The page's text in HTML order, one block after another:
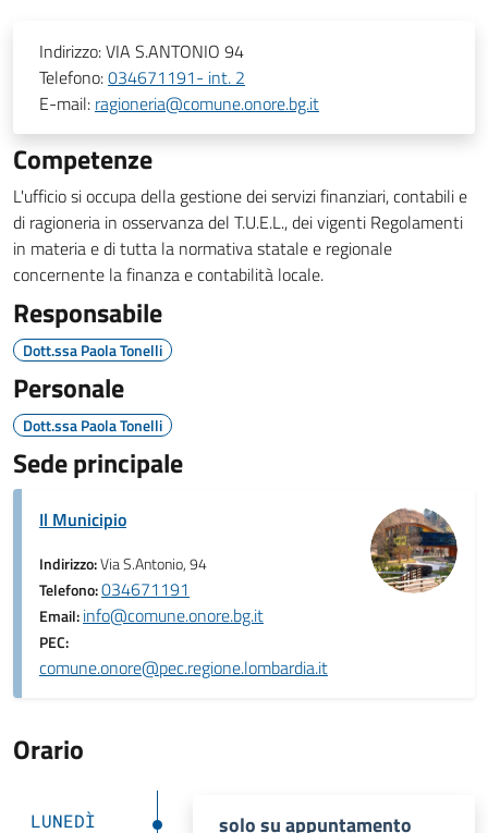
Indirizzo:VIA S.ANTONIO 94
Telefono:034671191- int. 2
E-mail: ragioneria@comune.onore.bg.it
Competenze
L'ufficio si occupa della gestione dei servizi finanziari, contabili e
di ragioneria in osservanza del T.U.E.L., dei vigenti Regolamenti
in materia e di tutta la normativa statale e regionale
concernente la finanza e contabilità locale.
Responsabile
Dott.ssa Paola Tonelli
Personale
Dott.ssa Paola Tonelli
Sede principale
Il Municipio
Indirizzo:Via S.Antonio, 94
Telefono:034671191
Email:info@comune.onore.bg.it
PEC:
comune.onore@pec.regione.lombardia.it
Orario
LUNEDÌ solo su appuntamento